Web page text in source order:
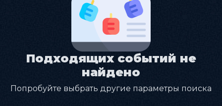
Подходящих событий не
найдено
Попробуйте выбрать другие параметры поиска